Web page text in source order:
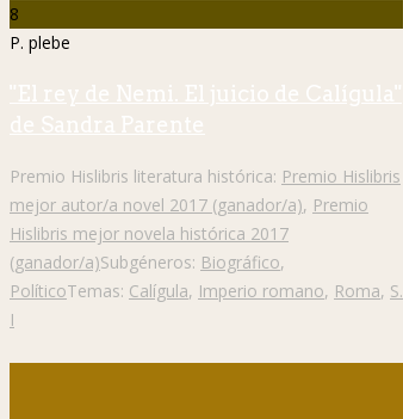
8
P. plebe
"El rey de Nemi. El juicio de Calígula"
de Sandra Parente
Premio Hislibris literatura histórica: Premio Hislibris
mejor autor/a novel 2017 (ganador/a), Premio
Hislibris mejor novela histórica 2017
(ganador/a)Subgéneros: Biográfico,
PolíticoTemas: Calígula, Imperio romano, Roma, S.
I